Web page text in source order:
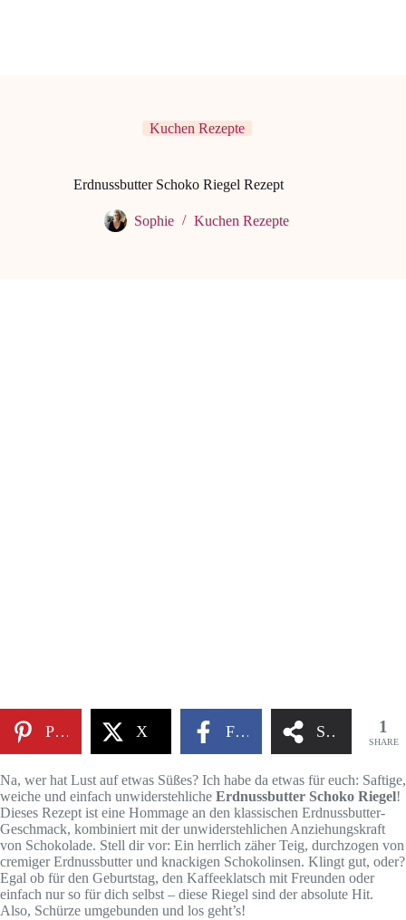
Kuchen Rezepte
Erdnussbutter Schoko Riegel Rezept
Sophie Kuchen Rezepte
Pinterest X Facebook Share 1
SHARE
Na, wer hat Lust auf etwas Süßes? Ich habe da etwas für euch: Saftige,
weiche und einfach unwiderstehliche Erdnussbutter Schoko Riegel!
Dieses Rezept ist eine Hommage an den klassischen Erdnussbutter-
Geschmack, kombiniert mit der unwiderstehlichen Anziehungskraft
von Schokolade. Stell dir vor: Ein herrlich zäher Teig, durchzogen von
cremiger Erdnussbutter und knackigen Schokolinsen. Klingt gut, oder?
Egal ob für den Geburtstag, den Kaffeeklatsch mit Freunden oder
einfach nur so für dich selbst – diese Riegel sind der absolute Hit.
Also, Schürze umgebunden und los geht’s!